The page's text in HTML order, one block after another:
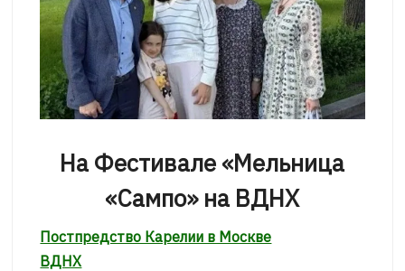
На Фестивале «Мельница
«Сампо» на ВДНХ
Постпредство Карелии в Москве
ВДНХ